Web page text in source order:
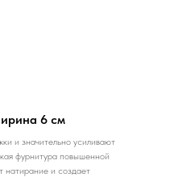
6 см
и значительно усиливают
фурнитура повышенной
натирание и создает